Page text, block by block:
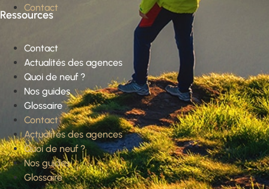
Contact
Ressources
Contact
Actualités des agences
Quoi de neuf ?
Nos guides
Glossaire
Contact
Actualités des agences
Quoi de neuf ?
Nos guides
Glossaire